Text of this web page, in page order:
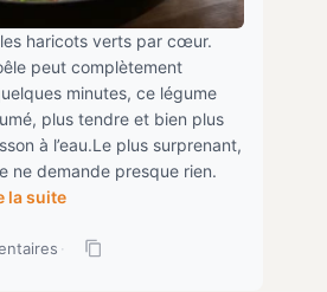
haricots verts par cœur.
peut complètement
minutes, ce légume
plus tendre et bien plus
à l’eau.Le plus surprenant,
ne demande presque rien.
la suite
·